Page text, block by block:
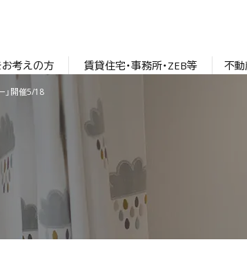
考えの方 賃貸住宅・事務所・ZEB等 不動
」開催5/18